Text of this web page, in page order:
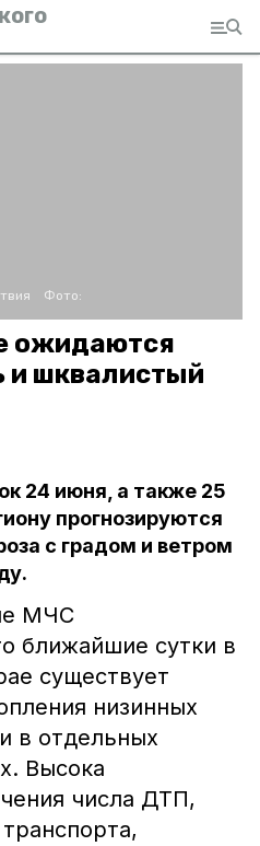
Фото:
ожидаются
шквалистый
24 июня, а также 25
прогнозируются
с градом и ветром
МЧС
ближайшие сутки в
существует
низинных
в отдельных
Высока
числа ДТП,